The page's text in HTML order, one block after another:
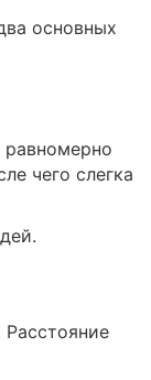
основных
чего слегка